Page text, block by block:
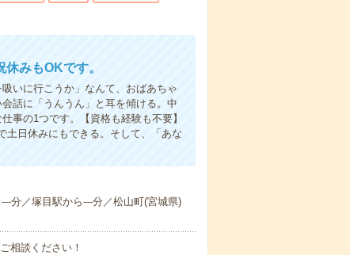
みもOKです。
いに行こうか」なんて、おばあちゃ
話に「うんうん」と耳を傾ける。中
事の1つです。【資格も経験も不要】
土日休みにもできる。そして、「あな
分／塚目駅から---分／松山町(宮城県)
相談ください！